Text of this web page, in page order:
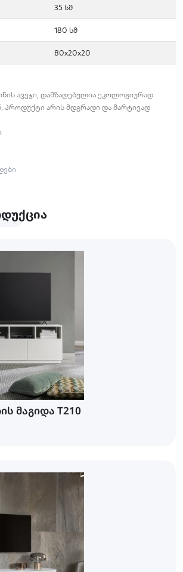
35 სმ
180 სმ
80x20x20
ავეჯი, დამზადებულია ეკოლოგიურად
პროდუქტი არის მდგრადი და მარტივად
მაგიდა T210